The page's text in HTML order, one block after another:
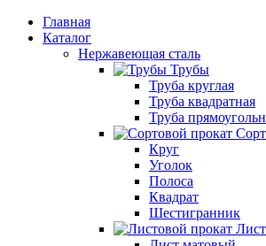
Главная
Каталог
Нержавеющая сталь
Трубы
Труба круглая
Труба квадратная
Труба
Круг
Уголок
Полоса
Квадрат
Шестигранник